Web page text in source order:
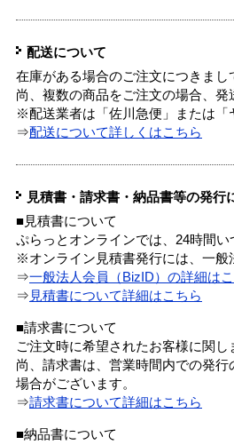
配送について
在庫がある場合のご注文につきまし
尚、複数の商品をご注文の場合、発
※配送業者は「佐川急便」または「
⇒配送について詳しくはこちら
見積書・請求書・納品書等の発行
■見積書について
ぷらっとオンラインでは、24時間
※オンライン見積書発行には、一般
⇒一般法人会員（BizID）の詳細は
⇒ 見積書について詳細はこちら
■請求書について
ご注文時に希望されたお客様に関し
尚、請求書は、営業時間内での発
場合がございます。
⇒請求書について詳細はこちら
■納品書について